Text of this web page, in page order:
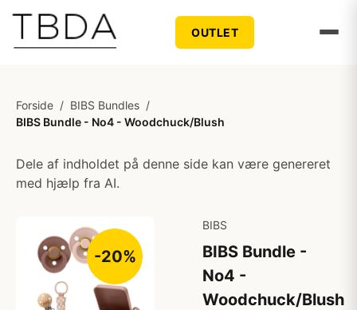
OUTLET
Forside / BIBS Bundles /
BIBS Bundle - No4 - Woodchuck/Blush
Dele af indholdet på denne side kan være genereret
med hjælp fra AI.
-20%
BIBS
BIBS Bundle -
No4 -
Woodchuck/Blush